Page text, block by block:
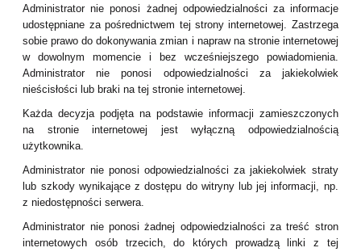
Administrator nie ponosi żadnej odpowiedzialności za informacje
udostępniane za pośrednictwem tej strony internetowej. Zastrzega
sobie prawo do dokonywania zmian i napraw na stronie internetowej
w dowolnym momencie i bez wcześniejszego powiadomienia.
Administrator nie ponosi odpowiedzialności za jakiekolwiek
nieścisłości lub braki na tej stronie internetowej.
Każda decyzja podjęta na podstawie informacji zamieszczonych
na stronie internetowej jest wyłączną odpowiedzialnością
użytkownika.
Administrator nie ponosi odpowiedzialności za jakiekolwiek straty
lub szkody wynikające z dostępu do witryny lub jej informacji, np.
z niedostępności serwera.
Administrator nie ponosi żadnej odpowiedzialności za treść stron
internetowych osób trzecich, do których prowadzą linki z tej